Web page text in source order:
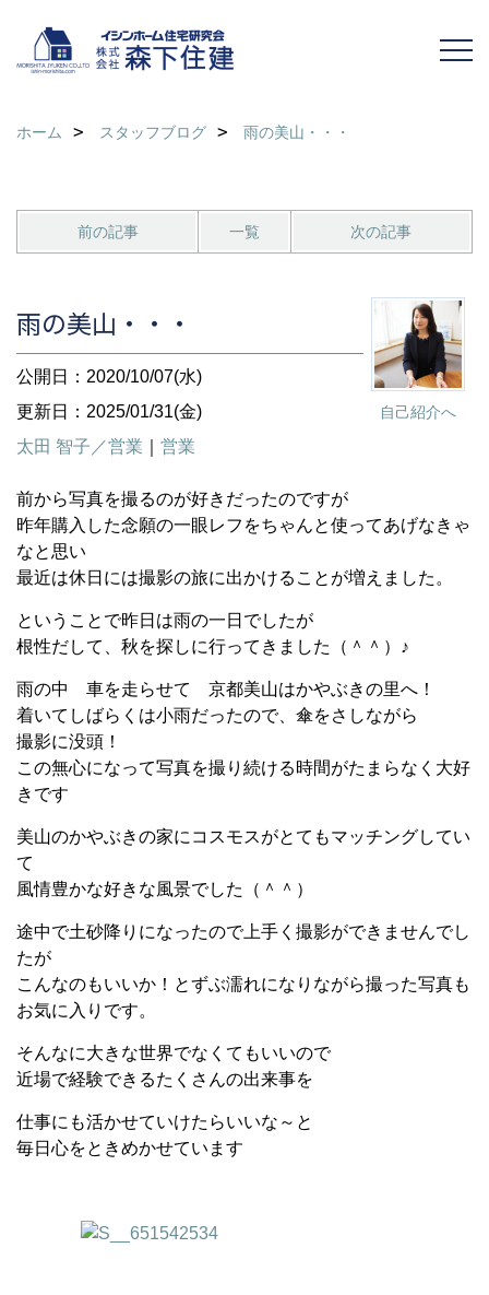
ホーム スタッフブログ 雨の美山・・・
前の記事 一覧 次の記事
自己紹介へ
雨の美山・・・
公開日：2020/10/07(水)
更新日：2025/01/31(金)
太田 智子／営業
営業
前から写真を撮るのが好きだったのですが
昨年購入した念願の一眼レフをちゃんと使ってあげなきゃ
なと思い
最近は休日には撮影の旅に出かけることが増えました。
ということで昨日は雨の一日でしたが
根性だして、秋を探しに行ってきました（＾＾）♪
雨の中 車を走らせて 京都美山はかやぶきの里へ！
着いてしばらくは小雨だったので、傘をさしながら
撮影に没頭！
この無心になって写真を撮り続ける時間がたまらなく大好
きです
美山のかやぶきの家にコスモスがとてもマッチングしてい
て
風情豊かな好きな風景でした（＾＾）
途中で土砂降りになったので上手く撮影ができませんでし
たが
こんなのもいいか！とずぶ濡れになりながら撮った写真も
お気に入りです。
そんなに大きな世界でなくてもいいので
近場で経験できるたくさんの出来事を
仕事にも活かせていけたらいいな～と
毎日心をときめかせています